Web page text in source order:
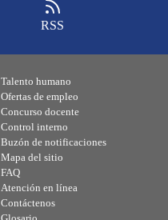
RSS
Talento humano
Ofertas de empleo
Concurso docente
Control interno
Buzón de notificaciones
Mapa del sitio
FAQ
Atención en línea
Contáctenos